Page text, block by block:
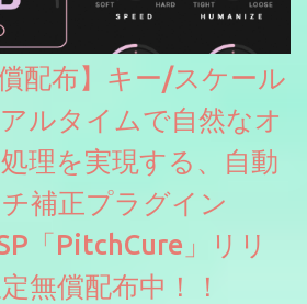
配布】キー/スケール
ルタイムで自然なオ
理を実現する、自動
補正プラグイン
「PitchCure」リリ
無償配布中！！